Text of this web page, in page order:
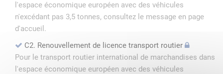
l'espace économique européen avec des véhicules
n'excédant pas 3,5 tonnes, consultez le message en page
d'accueil.
C2. Renouvellement de licence transport routier
Pour le transport routier international de marchandises dans
l'espace économique européen avec des véhicules